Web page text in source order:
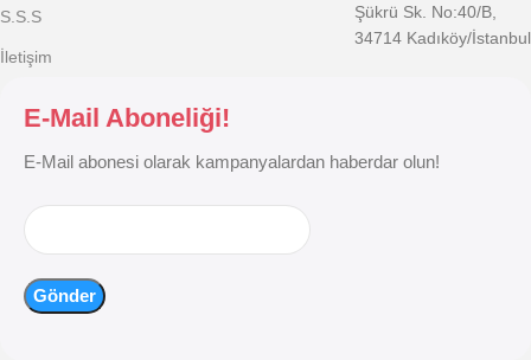
S.S.S
İletişim
Şükrü Sk. No:40/B,
34714 Kadıköy/İstanbul
E-Mail Aboneliği!
E-Mail abonesi olarak kampanyalardan haberdar olun!